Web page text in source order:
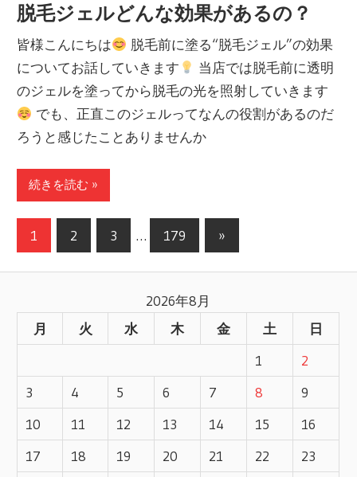
脱毛ジェルどんな効果があるの？
皆様こんにちは
脱毛前に塗る“脱毛ジェル”の効果
についてお話していきます
当店では脱毛前に透明
のジェルを塗ってから脱毛の光を照射していきます
でも、正直このジェルってなんの役割があるのだ
ろうと感じたことありませんか
続きを読む »
投
ナ
ゲ
ー
シ
1 2 3 … 179
次
の
»
2026年8月
月
火 水 木 金 土 日
1
2
3
4 5 6 7 8
9
10
11 12 13 14 15
16
17
18 19 20 21 22
23